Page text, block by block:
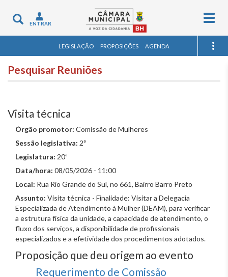
Toggle
navigation
ENTRAR
LEGISLAÇÃO PROPOSIÇÕES AGENDA
Pesquisar Reuniões
Visita técnica
Órgão promotor: Comissão de Mulheres
Sessão legislativa: 2ª
Legislatura: 20ª
Data/hora: 08/05/2026 - 11:00
Local: Rua Rio Grande do Sul, no 661, Bairro Barro Preto
Assunto: Visita técnica - Finalidade: Visitar a Delegacia
Especializada de Atendimento à Mulher (DEAM), para verificar
a estrutura física da unidade, a capacidade de atendimento, o
fluxo dos serviços, a disponibilidade de profissionais
especializados e a efetividade dos procedimentos adotados.
Proposição que deu origem ao evento
Requerimento de Comissão